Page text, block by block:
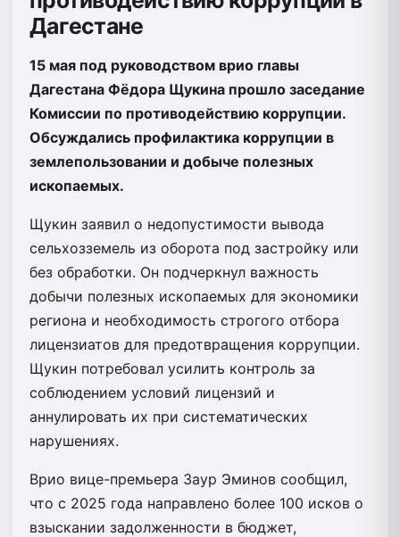
Дагестане
15 мая под руководством врио главы
Дагестана Фёдора Щукина прошло заседание
Комиссии по противодействию коррупции.
Обсуждались профилактика коррупции в
землепользовании и добыче полезных
ископаемых.
Щукин заявил о недопустимости вывода
сельхозземель из оборота под застройку или
без обработки. Он подчеркнул важность
добычи полезных ископаемых для экономики
региона и необходимость строгого отбора
лицензиатов для предотвращения коррупции.
Щукин потребовал усилить контроль за
соблюдением условий лицензий и
аннулировать их при систематических
нарушениях.
Врио вице-премьера Заур Эминов сообщил,
что с 2025 года направлено более 100 исков о
взыскании задолженности в бюджет,